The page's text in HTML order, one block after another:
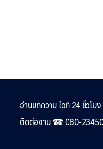
Footer
อ่านบทความ ไอที 24 ชั่วโมง
ติดต่องาน ☎︎ 080-